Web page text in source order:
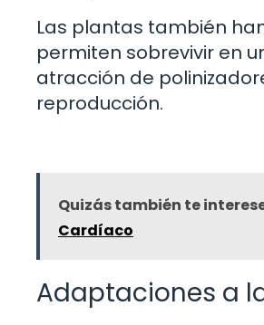
Las plantas también
permiten sobrevivir en
atracción de
reproducción.
Quizás también te
Cardíaco
Adaptaciones a